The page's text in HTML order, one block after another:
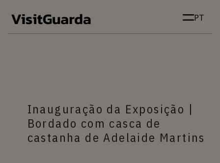
PT
Inauguração da Exposição |
Bordado com casca de
castanha de Adelaide Martins